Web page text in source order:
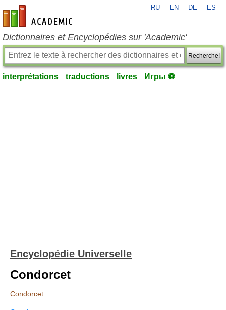
fr-academic.com
RU EN DE ES
Dictionnaires et Encyclopédies sur 'Academic'
Recherche!
interprétations traductions livres Игры ⚽
Encyclopédie Universelle
Condorcet
Condorcet